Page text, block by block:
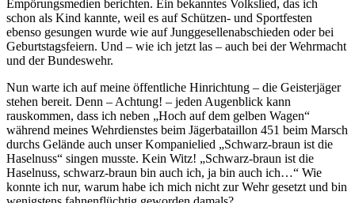
Empörungsmedien berichten. Ein bekanntes Volkslied, das ich
schon als Kind kannte, weil es auf Schützen- und Sportfesten
ebenso gesungen wurde wie auf Junggesellenabschieden oder bei
Geburtstagsfeiern. Und – wie ich jetzt las – auch bei der Wehrmacht
und der Bundeswehr.
Nun warte ich auf meine öffentliche Hinrichtung – die Geisterjäger
stehen bereit. Denn – Achtung! – jeden Augenblick kann
rauskommen, dass ich neben „Hoch auf dem gelben Wagen“
während meines Wehrdienstes beim Jägerbataillon 451 beim Marsch
durchs Gelände auch unser Kompanielied „Schwarz-braun ist die
Haselnuss“ singen musste. Kein Witz! „Schwarz-braun ist die
Haselnuss, schwarz-braun bin auch ich, ja bin auch ich…“ Wie
konnte ich nur, warum habe ich mich nicht zur Wehr gesetzt und bin